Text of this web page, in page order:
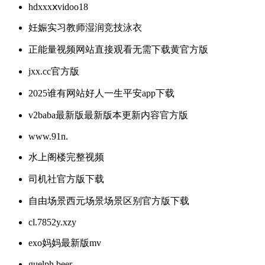
hdxxxⅹvidoo18
妊娠实习教师湿润竞技泳衣
正能量视频网站直接观看无需下载黄官方版
jxx.cc官方版
2025谁有网站好人一生平安app下载
v2baba最新版最新版本更新内容官方版
www.91n.
水上阁楼完整视频
司机社官方版下载
自由场景西元场景场景区别官方版下载
cl.7852y.xzy
exo妈妈最新版mv